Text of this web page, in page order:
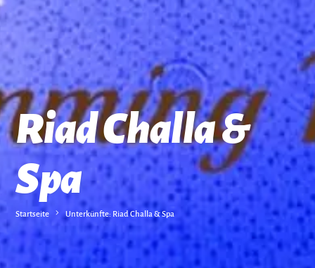
Riad Challa &
Spa
Startseite Unterkünfte: Riad Challa & Spa